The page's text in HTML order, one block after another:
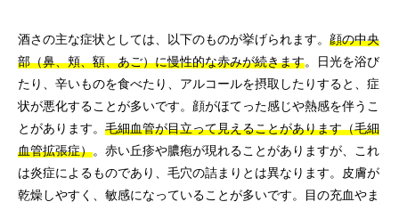
酒さの主な症状としては、以下のものが挙げられます。 顔の中央
部（鼻、頬、額、あご）に慢性的な赤みが続きます。日光を浴び
たり、辛いものを食べたり、アルコールを摂取したりすると、症
状が悪化することが多いです。顔がほてった感じや熱感を伴うこ
とがあります。 毛細血管が目立って見えることがあります（毛細
血管拡張症）。赤い丘疹や膿疱が現れることがありますが、これ
は炎症によるものであり、毛穴の詰まりとは異なります。皮膚が
乾燥しやすく、敏感になっていることが多いです。目の充血やま